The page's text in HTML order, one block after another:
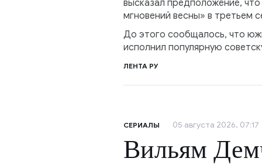
высказал предположение,
мгновений весны» в третьем
До этого сообщалось, что
исполнил популярную
ЛЕНТА РУ
СЕРИАЛЫ 05 августа 2026, 07:17
Вильям